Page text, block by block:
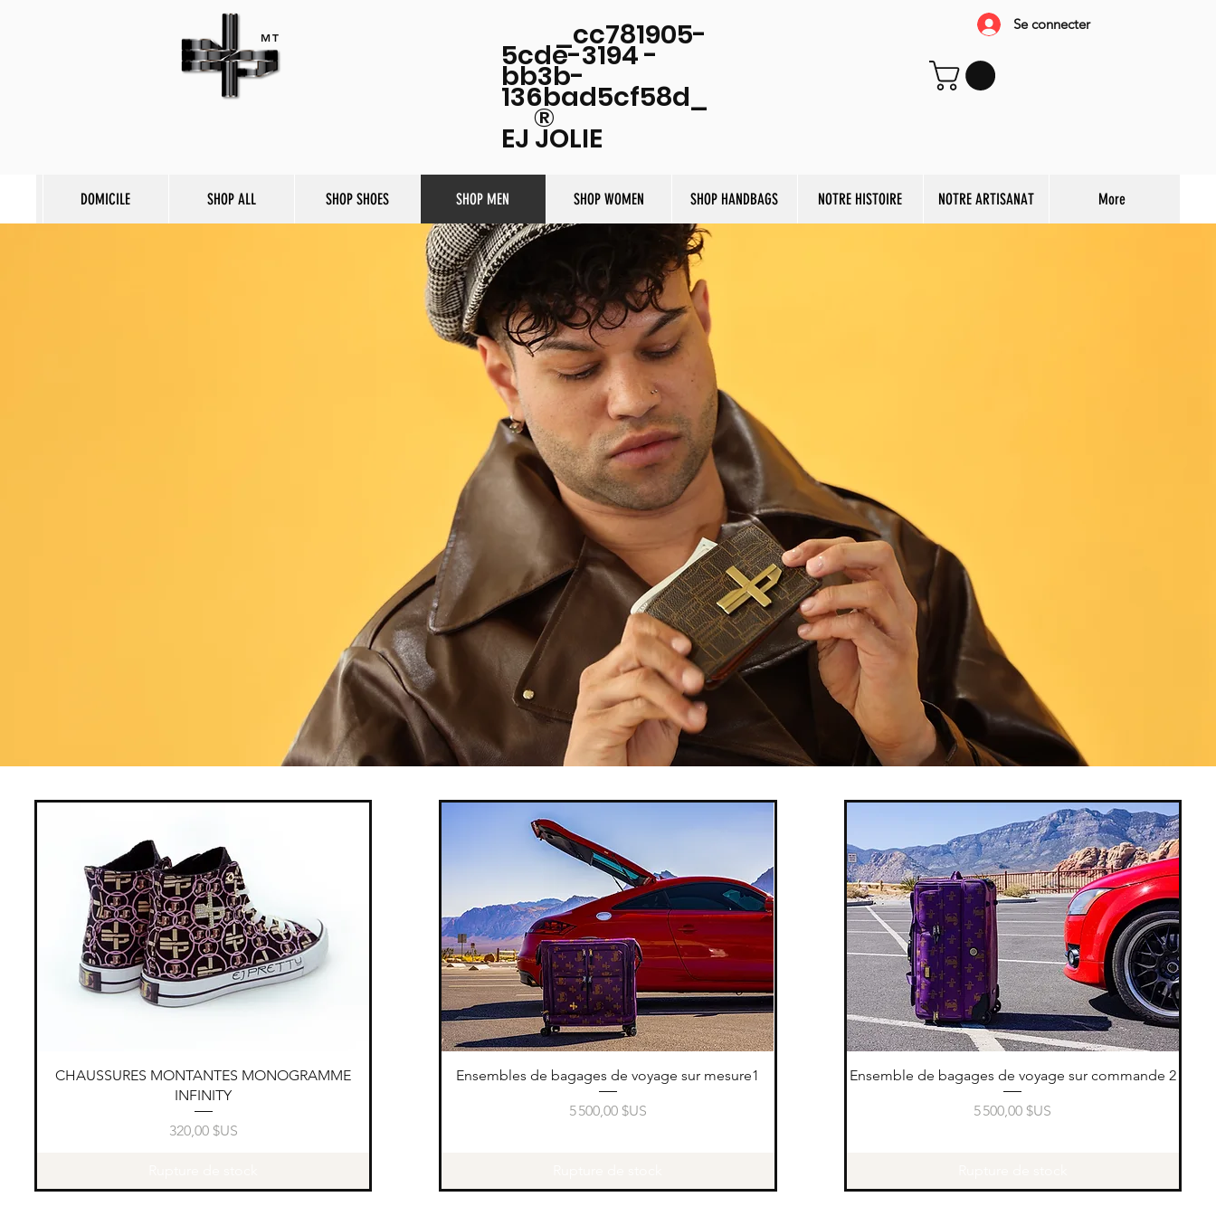
MT _cc781905-
5cde-3194 -
bb3b-
136bad5cf58d_
®
EJ JOLIE
Se connecter
DOMICILE SHOP ALL SHOP SHOES SHOP MEN SHOP WOMEN SHOP HANDBAGS NOTRE HISTOIRE NOTRE ARTISANAT More
Aperçu rapide
CHAUSSURES MONTANTES MONOGRAMME
INFINITY
Prix
320,00 $US
Aperçu rapide
Ensembles de bagages de voyage sur mesure1
Prix
5 500,00 $US
Aperçu rapide
Ensemble de bagages de voyage sur commande 2
Prix
5 500,00 $US